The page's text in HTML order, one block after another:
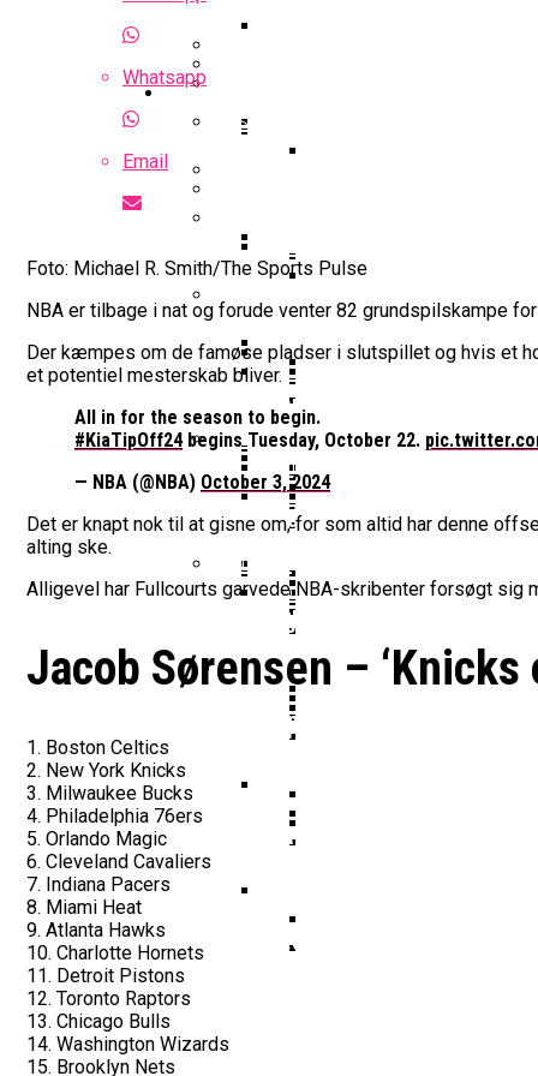
Podcast: Bakken Bears Jagter
Highlights: Finland – Danmark
Gustav Knudsen Efter Sejr Mod
Iffe Lundberg: “Det Er En
Video: August Møller Og
College Er Slut: Frida
Bakken Bears-Stjerne
Bakken Bears Sender
Succesfuld Operation:
Dansk Landstræner
FIBA Giver Danmark
Gustav Knudsen Og
Bakkens Supertalent
Vildt Comeback Og
Bakken Bears
Champions League
16-Årige Noah
Noah Nørgaard Og
EuroCup
EuroLeague Udvider
Mere Europæisk
Interview Med Allan Foss:
Emilie Hesseldal Stopper
Torsdag Jagter Noah
Wembanyamas EM-
Danmarks
FIBA World Cup
Interview Med Allan
VM 2023 All-Second
Olympiske Lege
To Tidligere
Øvrig dansk basket
Ungdomspokalfinalerne:
Ekstra Bladet Har Købt
BørneBasketFonden
Fra Drøm Til Virkelighed:
Medlemstal I Dansk
Klumme
Morten Stig
Guides
Basketball odds
Whatsapp
Email
Foto: Michael R. Smith/The Sports Pulse
NBA er tilbage i nat og forude venter 82 grundspilskampe
Der kæmpes om de famøse pladser i slutspillet og hvis et
et potentiel mesterskab bliver.
All in for the season to begin.
#KiaTipOff24begins Tuesday, October 22.
— NBA (@NBA) October 3, 2024
Det er knapt nok til at gisne om, for som altid har denne
alting ske.
Alligevel har Fullcourts garvede NBA-skribenter forsøgt
Jacob Sørensen –
1. Boston Celtics
2. New York Knicks
3. Milwaukee Bucks
4. Philadelphia 76ers
5. Orlando Magic
6. Cleveland Cavaliers
7. Indiana Pacers
8. Miami Heat
9. Atlanta Hawks
10. Charlotte Hornets
11. Detroit Pistons
12. Toronto Raptors
13. Chicago Bulls
14. Washington Wizards
15. Brooklyn Nets